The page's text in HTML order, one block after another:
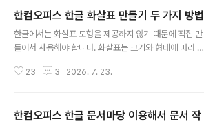
한컴오피스 한글 화살표 만들기 두 가지 방법
한글에서는 화살표 도형을 제공하지 않기 때문에 직접 만
들어서 사용해야 합니다. 화살표는 크기와 형태에 따라 두
하나 추가한 후 화살표 모양과 선 굵기를 조절해서 만듭니
먼저 화살표를 만들기 위해 선 하나를 그립니다. 입력 탭 >
23 3 2026. 7. 23.
한컴오피스 한글 문서마당 이용해서 문서 작